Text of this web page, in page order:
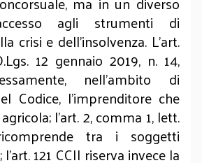
agli strumenti di
crisi e dell’insolvenza. L’art.
12 gennaio 2019, n. 14,
nell’ambito di
Codice, l’imprenditore che
l’art. 2, comma 1, lett.
tra i soggetti
121 CCII riserva invece la